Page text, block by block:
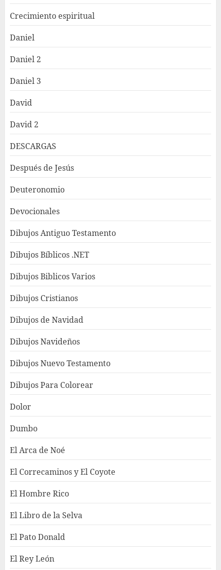
Crecimiento espiritual
Daniel
Daniel 2
Daniel 3
David
David 2
DESCARGAS
Después de Jesús
Deuteronomio
Devocionales
Dibujos Antiguo Testamento
Dibujos Bíblicos .NET
Dibujos Biblicos Varios
Dibujos Cristianos
Dibujos de Navidad
Dibujos Navideños
Dibujos Nuevo Testamento
Dibujos Para Colorear
Dolor
Dumbo
El Arca de Noé
El Correcaminos y El Coyote
El Hombre Rico
El Libro de la Selva
El Pato Donald
El Rey León